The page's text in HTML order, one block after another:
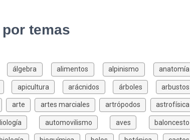
temas
álgebra alimentos alpinismo anatomía
apicultura arácnidos árboles arbustos
arte artes marciales artrópodos astrofísica
automovilismo aves baloncesto